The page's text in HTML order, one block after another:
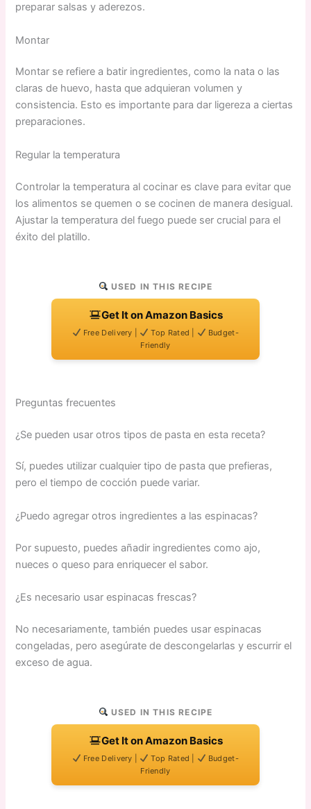
preparar salsas y aderezos.
Montar
Montar se refiere a batir ingredientes, como la nata o las
claras de huevo, hasta que adquieran volumen y
consistencia. Esto es importante para dar ligereza a ciertas
preparaciones.
Regular la temperatura
Controlar la temperatura al cocinar es clave para evitar que
los alimentos se quemen o se cocinen de manera desigual.
Ajustar la temperatura del fuego puede ser crucial para el
éxito del platillo.
USED IN THIS RECIPE
Get It on Amazon Basics
Free Delivery | Top Rated |
Budget-
Friendly
Preguntas frecuentes
¿Se pueden usar otros tipos de pasta en esta receta?
Sí, puedes utilizar cualquier tipo de pasta que prefieras,
pero el tiempo de cocción puede variar.
¿Puedo agregar otros ingredientes a las espinacas?
Por supuesto, puedes añadir ingredientes como ajo,
nueces o queso para enriquecer el sabor.
¿Es necesario usar espinacas frescas?
No necesariamente, también puedes usar espinacas
congeladas, pero asegúrate de descongelarlas y escurrir el
exceso de agua.
USED IN THIS RECIPE
Get It on Amazon Basics
Free Delivery | Top Rated |
Budget-
Friendly